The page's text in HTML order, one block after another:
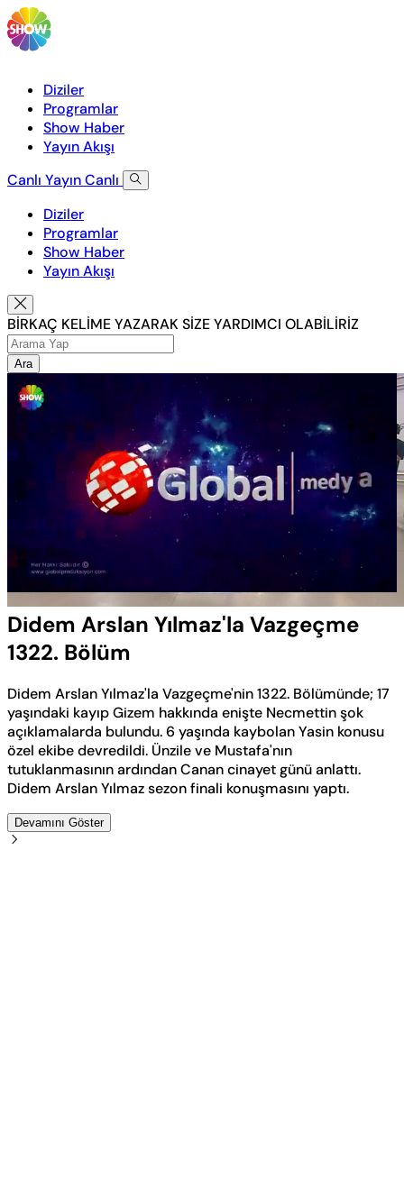
Diziler
Programlar
Show Haber
Yayın Akışı
Canlı YayınCanlı
Diziler
Programlar
Show Haber
Yayın Akışı
BİRKAÇ KELİME YAZARAK SİZE YARDIMCI OLABİLİRİZ
Ara
Sesi
Aç
Yüklendi
Oynatma
Hızı
Didem Arslan Yılmaz'la Vazgeçme
1322. Bölüm
Didem Arslan Yılmaz'la Vazgeçme'nin 1322. Bölümünde; 17
yaşındaki kayıp Gizem hakkında enişte Necmettin şok
açıklamalarda bulundu. 6 yaşında kaybolan Yasin konusu
özel ekibe devredildi. Ünzile ve Mustafa'nın
tutuklanmasının ardından Canan cinayet günü anlattı.
Didem Arslan Yılmaz sezon finali konuşmasını yaptı.
Devamını Göster